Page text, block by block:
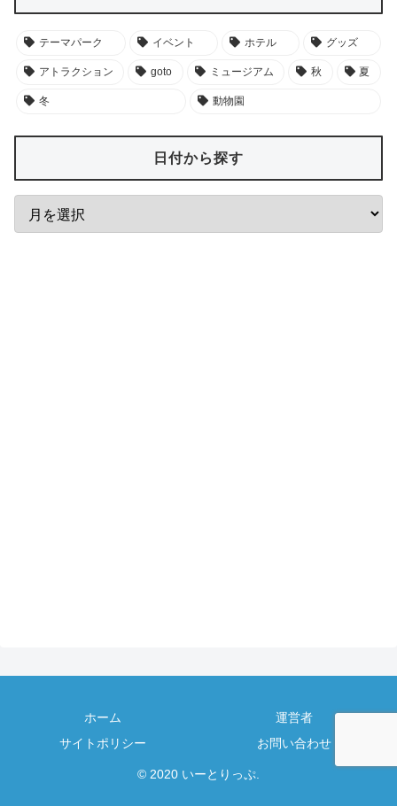
テーマパーク イベント ホテル グッズ
アトラクション goto ミュージアム 秋 夏
冬 動物園
日付から探す
ホーム
運営者
サイトポリシー
お問い合わせ
© 2020 いーとりっぷ.